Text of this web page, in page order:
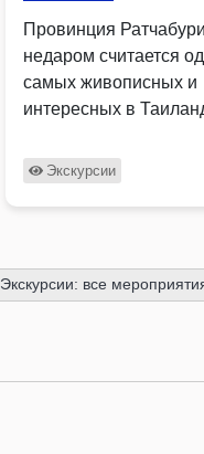
Провинция Ратчабури
недаром считается
самых живописных и
интересных в
Экскурсии
Экскурсии: все